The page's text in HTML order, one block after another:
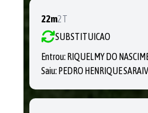
22m2T
SUBSTITUICAO
Entrou: RIQUELMY DO
Saiu: PEDRO HENRIQUE